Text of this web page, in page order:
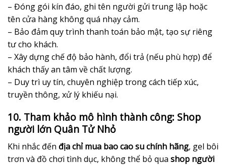
– Đóng gói kín đáo, ghi tên người gửi trung lập hoặc
tên cửa hàng không quá nhạy cảm.
– Bảo đảm quy trình thanh toán bảo mật, tạo sự riêng
tư cho khách.
– Xây dựng chế độ bảo hành, đổi trả (nếu phù hợp) để
khách thấy an tâm về chất lượng.
– Duy trì uy tín, chuyên nghiệp trong cách tiếp xúc,
truyền thông, xử lý khiếu nại.
10. Tham khảo mô hình thành công: Shop
người lớn Quân Tử Nhỏ
Khi nhắc đến địa chỉ mua bao cao su chính hãng, gel bôi
trơn và đồ chơi tình dục, không thể bỏ qua shop người